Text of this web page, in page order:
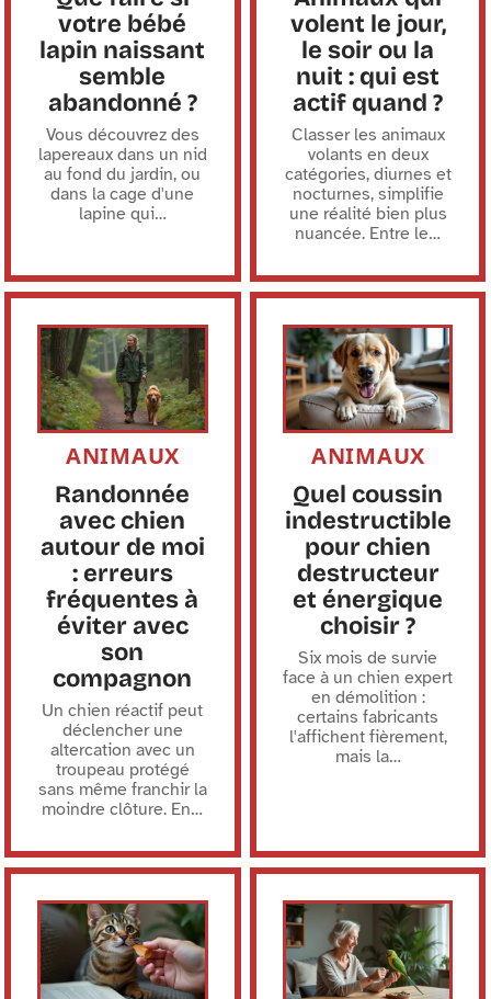
votre bébé
lapin naissant
semble
abandonné ?
Vous découvrez des
lapereaux dans un nid
au fond du jardin, ou
dans la cage d'une
lapine qui…
volent le jour,
le soir ou la
nuit : qui est
actif quand ?
Classer les animaux
volants en deux
catégories, diurnes et
nocturnes, simplifie
une réalité bien plus
nuancée. Entre le…
ANIMAUX
Randonnée
avec chien
autour de moi
: erreurs
fréquentes à
éviter avec
son
compagnon
Un chien réactif peut
déclencher une
altercation avec un
troupeau protégé
sans même franchir la
moindre clôture. En…
ANIMAUX
Quel coussin
indestructible
pour chien
destructeur
et énergique
choisir ?
Six mois de survie
face à un chien expert
en démolition :
certains fabricants
l'affichent fièrement,
mais la…